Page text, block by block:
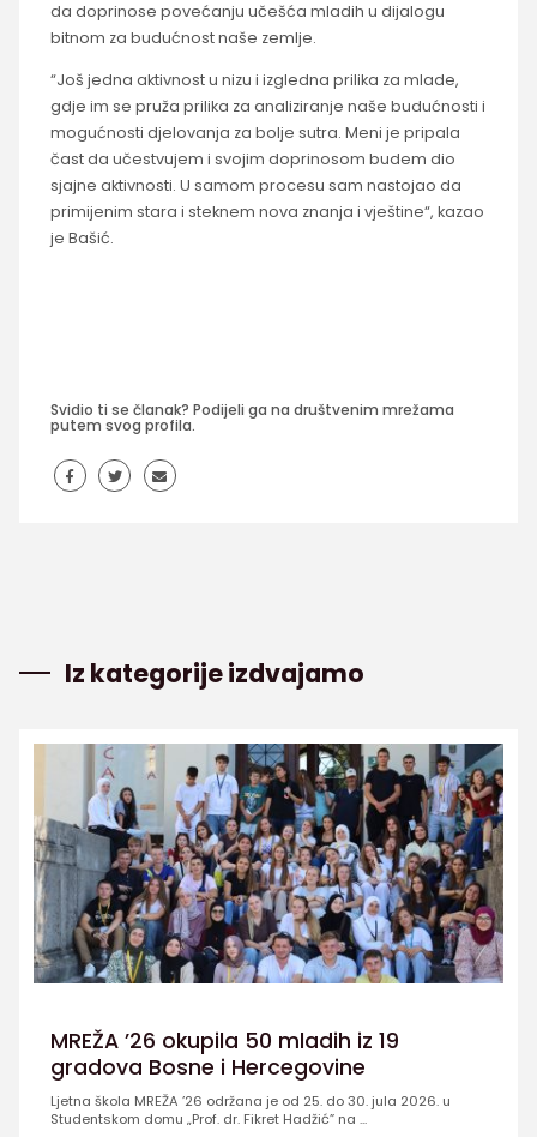
da doprinose povećanju učešća mladih u dijalogu
bitnom za budućnost naše zemlje.
“Još jedna aktivnost u nizu i izgledna prilika za mlade,
gdje im se pruža prilika za analiziranje naše budućnosti i
mogućnosti djelovanja za bolje sutra. Meni je pripala
čast da učestvujem i svojim doprinosom budem dio
sjajne aktivnosti. U samom procesu sam nastojao da
primijenim stara i steknem nova znanja i vještine“, kazao
je Bašić.
Svidio ti se članak? Podijeli ga na društvenim mrežama
putem svog profila.
Iz kategorije izdvajamo
MREŽA ’26 okupila 50 mladih iz 19
gradova Bosne i Hercegovine
Ljetna škola MREŽA ’26 održana je od 25. do 30. jula 2026. u
Studentskom domu „Prof. dr. Fikret Hadžić” na ...